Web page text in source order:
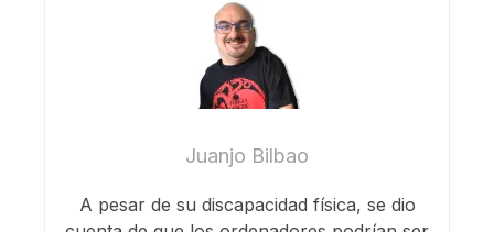
Juanjo Bilbao
A pesar de su discapacidad física, se dio